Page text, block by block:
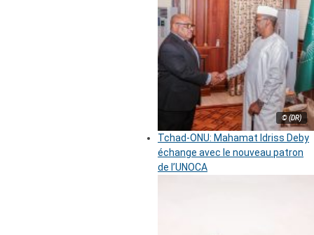
© (DR)
Tchad-ONU: Mahamat Idriss Deby
échange avec le nouveau patron
de l’UNOCA